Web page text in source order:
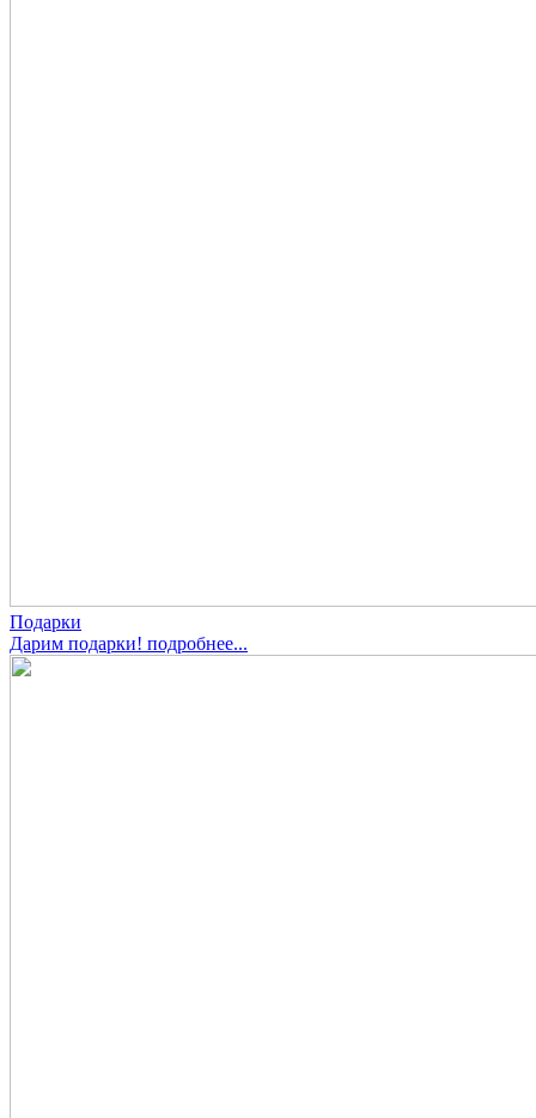
Подарки
Дарим подарки! подробнее...